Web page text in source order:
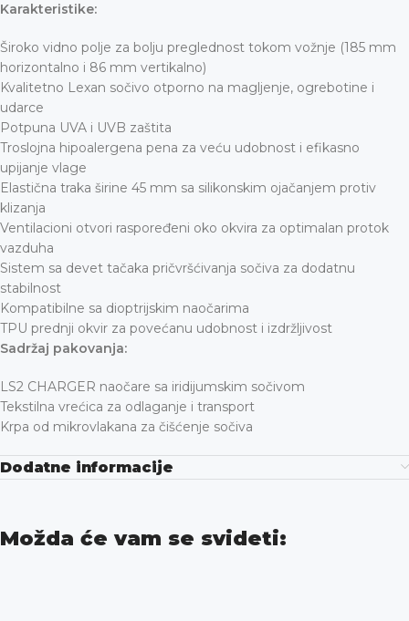
Karakteristike:
Široko vidno polje za bolju preglednost tokom vožnje (185 mm
horizontalno i 86 mm vertikalno)
Kvalitetno Lexan sočivo otporno na magljenje, ogrebotine i
udarce
Potpuna UVA i UVB zaštita
Troslojna hipoalergena pena za veću udobnost i efikasno
upijanje vlage
Elastična traka širine 45 mm sa silikonskim ojačanjem protiv
klizanja
Ventilacioni otvori raspoređeni oko okvira za optimalan protok
vazduha
Sistem sa devet tačaka pričvršćivanja sočiva za dodatnu
stabilnost
Kompatibilne sa dioptrijskim naočarima
TPU prednji okvir za povećanu udobnost i izdržljivost
Sadržaj pakovanja:
LS2 CHARGER naočare sa iridijumskim sočivom
Tekstilna vrećica za odlaganje i transport
Krpa od mikrovlakana za čišćenje sočiva
Dodatne informacije
Možda će vam se svideti: